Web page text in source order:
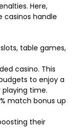
Here,
casinos handle
table games,
casino. This
to enjoy a
time.
match bonus up
their